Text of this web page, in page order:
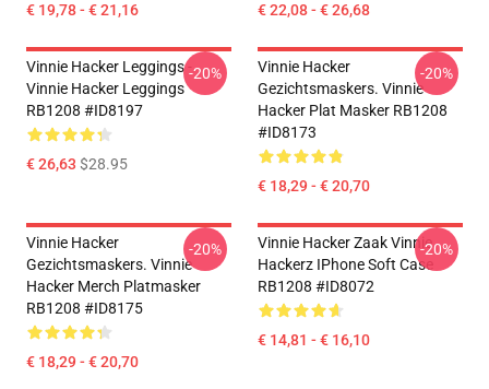
€ 19,78 - € 21,16 € 22,08 - € 26,68
Vinnie Hacker Leggings -
Vinnie Hacker Leggings
RB1208 #ID8197
€ 26,63 $28.95
-20%
Vinnie Hacker
Gezichtsmaskers. Vinnie
Hacker Plat Masker RB1208
#ID8173
€ 18,29 - € 20,70
-20%
Vinnie Hacker
Gezichtsmaskers. Vinnie
Hacker Merch Platmasker
RB1208 #ID8175
€ 18,29 - € 20,70
-20%
Vinnie Hacker Zaak Vinnie
Hackerz IPhone Soft Case
RB1208 #ID8072
€ 14,81 - € 16,10
-20%